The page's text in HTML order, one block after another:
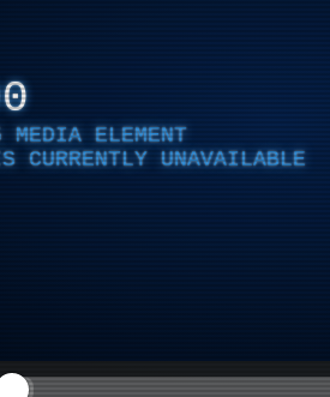
MEDIA ELEMENT
CURRENTLY UNAVAILABLE